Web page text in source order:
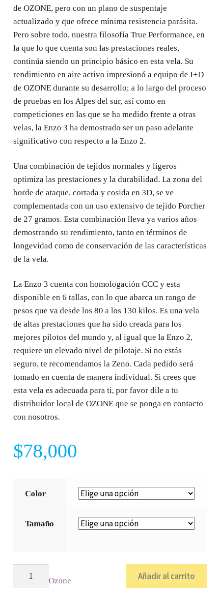
de OZONE, pero con un plano de suspentaje
actualizado y que ofrece mínima resistencia parásita.
Pero sobre todo, nuestra filosofía True Performance, en
la que lo que cuenta son las prestaciones reales,
continúa siendo un principio básico en esta vela. Su
rendimiento en aire activo impresionó a equipo de I+D
de OZONE durante su desarrollo; a lo largo del proceso
de pruebas en los Alpes del sur, así como en
competiciones en las que se ha medido frente a otras
velas, la Enzo 3 ha demostrado ser un paso adelante
significativo con respecto a la Enzo 2.
Una combinación de tejidos normales y ligeros
optimiza las prestaciones y la durabilidad. La zona del
borde de ataque, cortada y cosida en 3D, se ve
complementada con un uso extensivo de tejido Porcher
de 27 gramos. Esta combinación lleva ya varios años
demostrando su rendimiento, tanto en términos de
longevidad como de conservación de las características
de la vela.
La Enzo 3 cuenta con homologación CCC y esta
disponible en 6 tallas, con lo que abarca un rango de
pesos que va desde los 80 a los 130 kilos. Es una vela
de altas prestaciones que ha sido creada para los
mejores pilotos del mundo y, al igual que la Enzo 2,
requiere un elevado nivel de pilotaje. Si no estás
seguro, te recomendamos la Zeno. Cada pedido será
tomado en cuenta de manera individual. Si crees que
esta vela es adecuada para ti, por favor dile a tu
distribuidor local de OZONE que se ponga en contacto
con nosotros.
$78,000
Color
Tamaño
Añadir al carrito
Ozone